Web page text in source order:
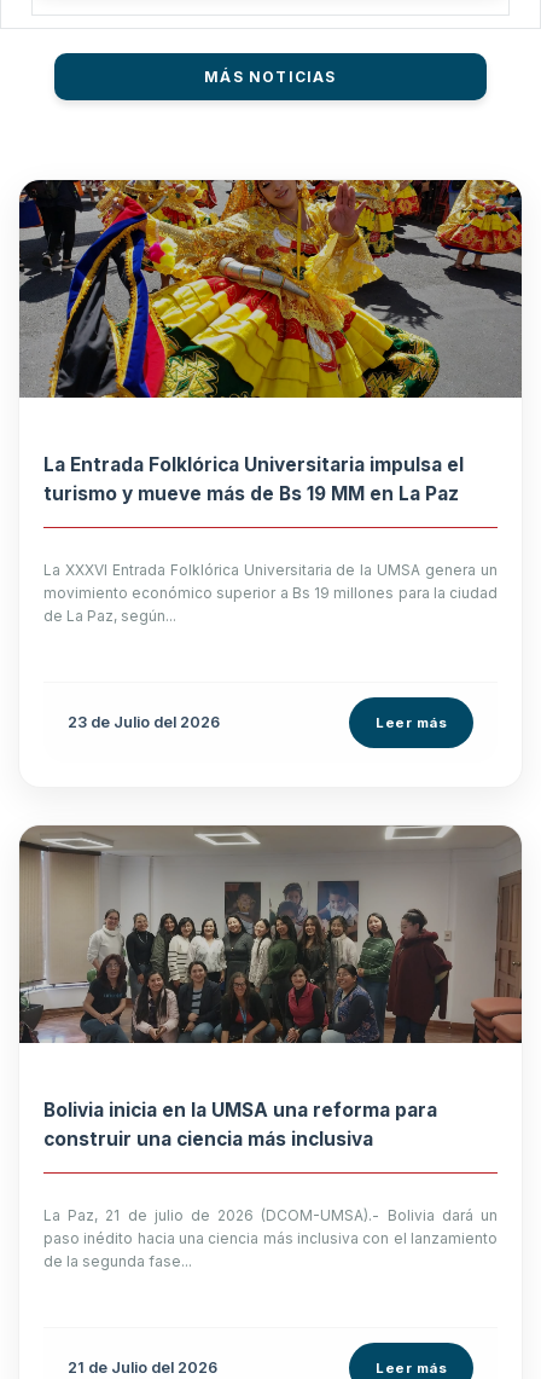
MÁS NOTICIAS
La Entrada Folklórica Universitaria impulsa el
turismo y mueve más de Bs 19 MM en La Paz
La XXXVI Entrada Folklórica Universitaria de la UMSA genera un
movimiento económico superior a Bs 19 millones para la ciudad
de La Paz, según...
23 de Julio del 2026 Leer más
Bolivia inicia en la UMSA una reforma para
construir una ciencia más inclusiva
La Paz, 21 de julio de 2026 (DCOM-UMSA).- Bolivia dará un
paso inédito hacia una ciencia más inclusiva con el lanzamiento
de la segunda fase...
21 de Julio del 2026 Leer más